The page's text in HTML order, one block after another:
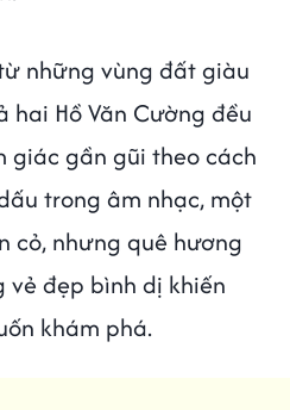
những vùng đất giàu
hai Hồ Văn Cường đều
giác gần gũi theo cách
trong âm nhạc, một
cỏ, nhưng quê hương
vẻ đẹp bình dị khiến
khám phá.